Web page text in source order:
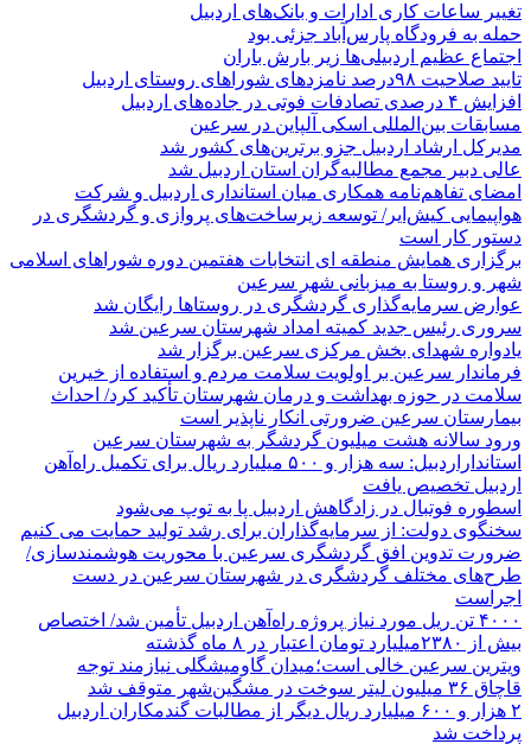
تغییر ساعات کاری ادارات و بانک‌های اردبیل
حمله به فرودگاه پارس‌‌آباد جزئی بود
اجتماع عظیم اردبیلی‌ها زیر بارش باران
تایید صلاحیت ۹۸درصد نامزدهای شوراهای روستای اردبیل
افزایش ۴ درصدی تصادفات فوتی در جاده‌های اردبیل
مسابقات بین‌المللی اسکی آلپاین در سرعین
مدیرکل ارشاد اردبیل جزو برترین‌های کشور شد
عالی دبیر مجمع مطالبه‌گران استان اردبیل شد
امضای تفاهم‌نامه همکاری میان استانداری اردبیل و شرکت
هواپیمایی کیش‌ایر/ توسعه زیرساخت‌های پروازی و گردشگری در
دستور کار است
برگزاری همایش منطقه ای انتخابات هفتمین دوره شوراهای اسلامی
شهر و روستا به میزبانی شهر سرعین
عوارض سرمایه‌گذاری گردشگری در روستاها رایگان شد
سروری رئیس جدید کمیته امداد شهرستان سرعین شد
یادواره شهدای بخش مرکزی سرعین برگزار شد
فرماندار سرعین بر اولویت سلامت مردم و استفاده از خیرین
سلامت در حوزه بهداشت و درمان شهرستان تأکید کرد/ احداث
بیمارستان سرعین ضرورتی انکار ناپذیر است
ورود سالانه هشت میلیون گردشگر به شهرستان سرعین
استانداراردبیل: سه هزار و ۵۰۰ میلیارد ریال برای تکمیل راه‌آهن
اردبیل تخصیص یافت
اسطوره فوتبال در زادگاهش اردبیل پا به توپ می‌شود
سخنگوی دولت: از سرمایه‌گذاران برای رشد تولید حمایت می کنیم
ضرورت تدوین افق گردشگری سرعین با محوریت هوشمندسازی/
طرح‌های مختلف گردشگری در شهرستان سرعین در دست
اجراست
۴۰۰۰ تن ریل مورد نیاز پروژه راه‌آهن اردبیل تأمین شد/ اختصاص
بیش از ۲۳۸۰میلیارد تومان اعتبار در ۸ ماه گذشته
ویترین سرعین خالی است؛میدان گاومیشگلی نیازمند توجه
قاچاق ۳۶ میلیون لیتر سوخت در مشگین‌شهر متوقف شد
۲ هزار و ۶۰۰‌ میلیارد ریال دیگر از مطالبات گندمکاران اردبیل
پرداخت شد